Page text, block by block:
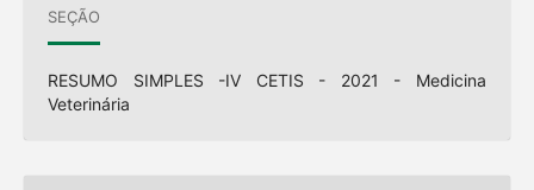
SEÇÃO
RESUMO SIMPLES -IV CETIS - 2021 - Medicina
Veterinária